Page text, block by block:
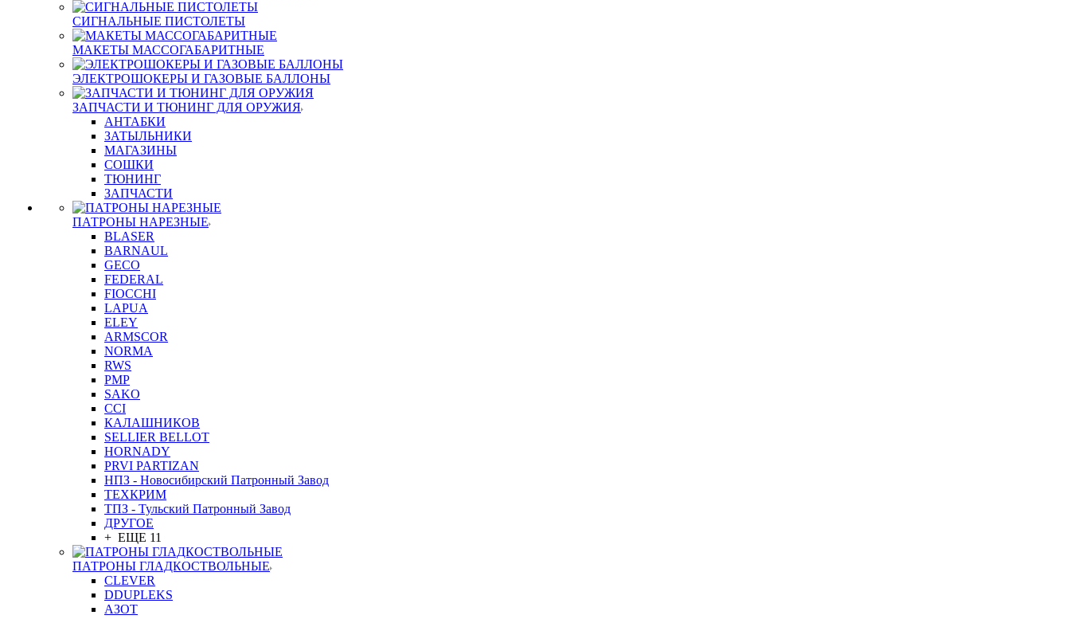
СИГНАЛЬНЫЕ ПИСТОЛЕТЫ
МАКЕТЫ МАССОГАБАРИТНЫЕ
ЭЛЕКТРОШОКЕРЫ И ГАЗОВЫЕ БАЛЛОНЫ
ЗАПЧАСТИ И ТЮНИНГ ДЛЯ ОРУЖИЯ
АНТАБКИ
ЗАТЫЛЬНИКИ
МАГАЗИНЫ
СОШКИ
ТЮНИНГ
ЗАПЧАСТИ
ПАТРОНЫ НАРЕЗНЫЕ
BLASER
BARNAUL
GEСO
FEDERAL
FIOCCHI
LAPUA
ELEY
ARMSCOR
NORMA
RWS
PMP
SAKO
CCI
КАЛАШНИКОВ
SELLIER BELLOT
HORNADY
PRVI PARTIZAN
НПЗ - Новосибирский Патронный Завод
ТЕХКРИМ
ТПЗ - Тульский Патронный Завод
ДРУГОЕ
+ ЕЩЕ 11
ПАТРОНЫ ГЛАДКОСТВОЛЬНЫЕ
CLEVER
DDUPLEKS
АЗОТ